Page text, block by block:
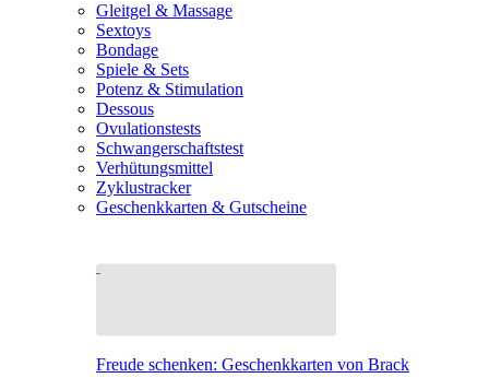
Gleitgel & Massage
Sextoys
Bondage
Spiele & Sets
Potenz & Stimulation
Dessous
Ovulationstests
Schwangerschaftstest
Verhütungsmittel
Zyklustracker
Geschenkkarten & Gutscheine
Freude schenken: Geschenkkarten von Brack